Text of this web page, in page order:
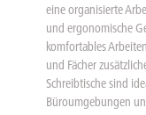
eine organisierte
und ergonomische
komfortables
und Fächer
Schreibtische sind
Büroumgebungen